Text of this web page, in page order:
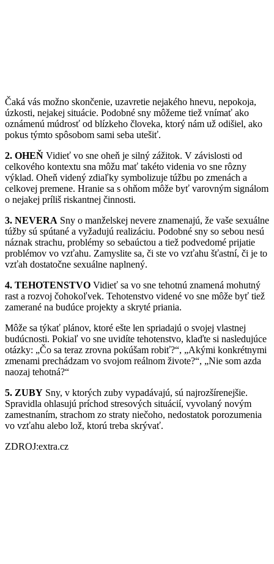
Čaká vás možno skončenie, uzavretie nejakého hnevu, nepokoja,
úzkosti, nejakej situácie. Podobné sny môžeme tiež vnímať ako
oznámenú múdrosť od blízkeho človeka, ktorý nám už odišiel, ako
pokus týmto spôsobom sami seba utešiť.
2. OHEŇ Vidieť vo sne oheň je silný zážitok. V závislosti od
celkového kontextu sna môžu mať takéto videnia vo sne rôzny
výklad. Oheň videný zdiaľky symbolizuje túžbu po zmenách a
celkovej premene. Hranie sa s ohňom môže byť varovným signálom
o nejakej príliš riskantnej činnosti.
3. NEVERA Sny o manželskej nevere znamenajú, že vaše sexuálne
túžby sú spútané a vyžadujú realizáciu. Podobné sny so sebou nesú
náznak strachu, problémy so sebaúctou a tiež podvedomé prijatie
problémov vo vzťahu. Zamyslite sa, či ste vo vzťahu šťastní, či je to
vzťah dostatočne sexuálne naplnený.
4. TEHOTENSTVO Vidieť sa vo sne tehotnú znamená mohutný
rast a rozvoj čohokoľvek. Tehotenstvo videné vo sne môže byť tiež
zamerané na budúce projekty a skryté priania.
Môže sa týkať plánov, ktoré ešte len spriadajú o svojej vlastnej
budúcnosti. Pokiaľ vo sne uvidíte tehotenstvo, klaďte si nasledujúce
otázky: „Čo sa teraz zrovna pokúšam robiť?“, „Akými konkrétnymi
zmenami prechádzam vo svojom reálnom živote?“, „Nie som azda
naozaj tehotná?“
5. ZUBY Sny, v ktorých zuby vypadávajú, sú najrozšírenejšie.
Spravidla ohlasujú príchod stresových situácií, vyvolaný novým
zamestnaním, strachom zo straty niečoho, nedostatok porozumenia
vo vzťahu alebo lož, ktorú treba skrývať.
ZDROJ:extra.cz